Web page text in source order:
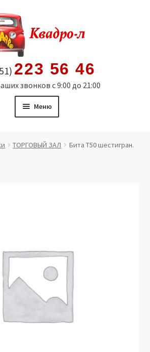
223 56 46
звонков с 9:00 до 21:00
Меню
ТОРГОВЫЙ ЗАЛ
Бита Т50 шестигран.